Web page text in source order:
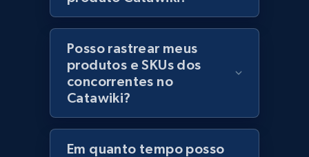
Lowes.com - Collect records by category
URL, Domain, Marketplace pn, Sku, Other pn,
Model number, Gtin ean pn, Product name, and
more.
991+ 162+ Comece agora
Posso rastrear meus
produtos e SKUs dos
concorrentes no
Catawiki?
Em quanto tempo posso